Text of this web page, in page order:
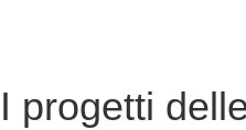
I progetti